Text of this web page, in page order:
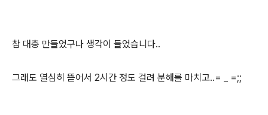
참 대충 만들었구나 생각이 들었습니다..
그래도 열심히 뜯어서 2시간 정도 걸려 분해를 마치고..= _ =;;